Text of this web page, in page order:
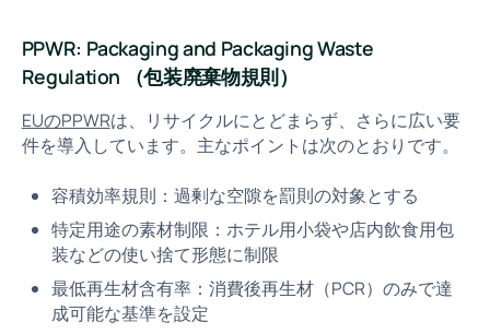
PPWR: Packaging and Packaging Waste
Regulation （包装廃棄物規則）
EUのPPWRは、リサイクルにとどまらず、さらに広い要
件を導入しています。主なポイントは次のとおりです。
容積効率規則：過剰な空隙を罰則の対象とする
特定用途の素材制限：ホテル用小袋や店内飲食用包
装などの使い捨て形態に制限
最低再生材含有率：消費後再生材（PCR）のみで達
成可能な基準を設定